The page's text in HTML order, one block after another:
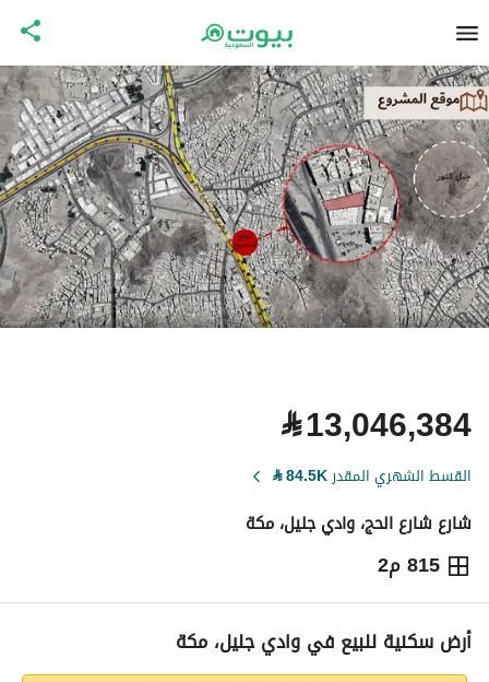
⃁13,046,384
القسط الشهري المقدر84.5K
⃁
شارع شارع الحج، وادي جليل، مكة
815 م2
⃁
13,046,384
التفاصيل معلومات ترخيص الإعلان
أرض سكنية للبيع في وادي جليل، مكة